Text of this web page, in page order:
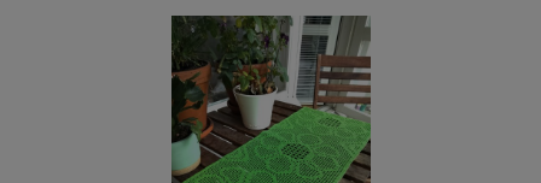
vahvistettu merino, toppiin sopii myös vahvistamaton.
Paksuus fingering (100 g = n. 400 m). Mallineuleiden langat
Kettu Yarns Everyday sock merino ja Marianthi yarns Pop!
Topin koko: S-8XL Vyötärönympärys 70-143 cm Sukkien
koko: 38-41 Vaikeustaso: keskitaso Pintaneuleet eivät ole
vaikeita! Jos olet aiemmin neulonut sukan, onnistut näissä
neuleissa varmasti.